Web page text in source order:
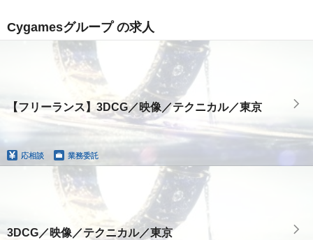
Cygamesグループ の求人
【フリーランス】3DCG／映像／テクニカル／東京
応相談 業務委託
3DCG／映像／テクニカル／東京